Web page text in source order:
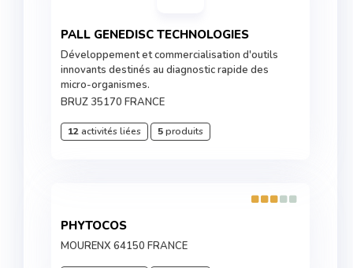
PALL GENEDISC TECHNOLOGIES
Développement et commercialisation d'outils
innovants destinés au diagnostic rapide des
micro-organismes.
BRUZ 35170 FRANCE
12activités liées 5produits
PHYTOCOS
MOURENX 64150 FRANCE